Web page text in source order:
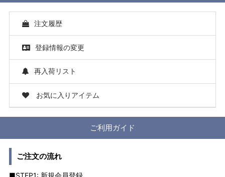
注文履歴
登録情報の変更
再入荷リスト
お気に入りアイテム
ご利用ガイド
ご注文の流れ
■STEP1: 新規会員登録